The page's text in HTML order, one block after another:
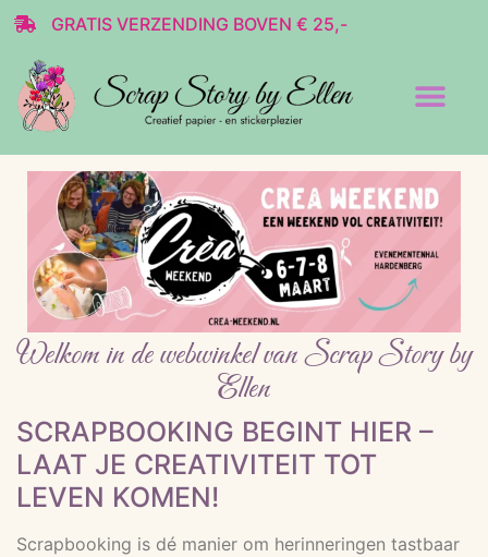
GRATIS VERZENDING BOVEN € 25,-
Welkom in de webwinkel van Scrap Story by
Ellen
SCRAPBOOKING BEGINT HIER –
LAAT JE CREATIVITEIT TOT
LEVEN KOMEN!
Scrapbooking is dé manier om herinneringen tastbaar